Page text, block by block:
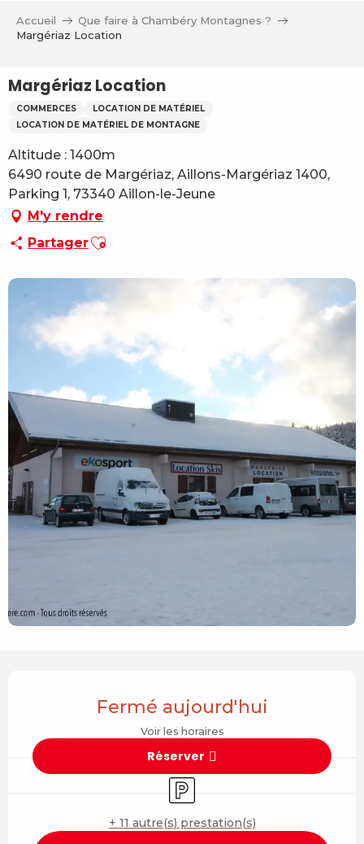
Accueil
Que faire à Chambéry Montagnes ?
Margériaz Location
Margériaz Location
COMMERCES
LOCATION DE MATÉRIEL
LOCATION DE MATÉRIEL DE MONTAGNE
Altitude : 1400m
6490 route de Margériaz, Aillons-Margériaz 1400,
Parking 1, 73340 Aillon-le-Jeune
M'y rendre
PartagerAjouter aux favoris
Fermé aujourd'hui
Voir les horaires
Réserver
Parking
+ 11 autre(s) prestation(s)